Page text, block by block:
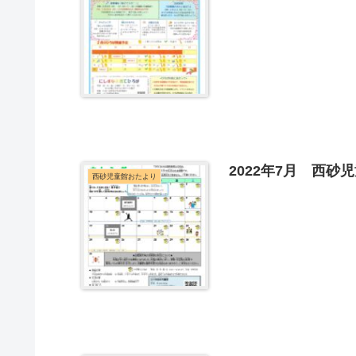
西砂児童館おたより 2022年7月 西砂児